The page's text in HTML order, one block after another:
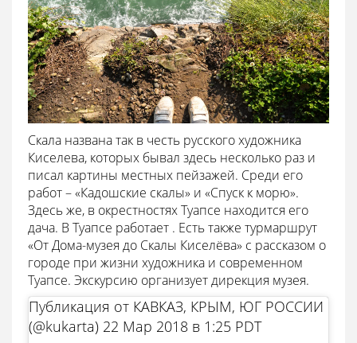
Скала названа так в честь русского художника
Киселева, которых бывал здесь несколько раз и
писал картины местных пейзажей. Среди его
работ – «Кадошские скалы» и «Спуск к морю».
Здесь же, в окрестностях Туапсе находится его
дача. В Туапсе работает . Есть также турмаршрут
«От Дома-музея до Скалы Киселёва» с рассказом о
городе при жизни художника и современном
Туапсе. Экскурсию организует дирекция музея.
Публикация от КАВКАЗ, КРЫМ, ЮГ РОССИИ
(@kukarta) 22 Мар 2018 в 1:25 PDT